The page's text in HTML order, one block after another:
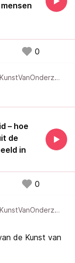
0
@DeKunstVanOnderzoek
– hoe
de
in
0
@DeKunstVanOnderzoek
de Kunst van